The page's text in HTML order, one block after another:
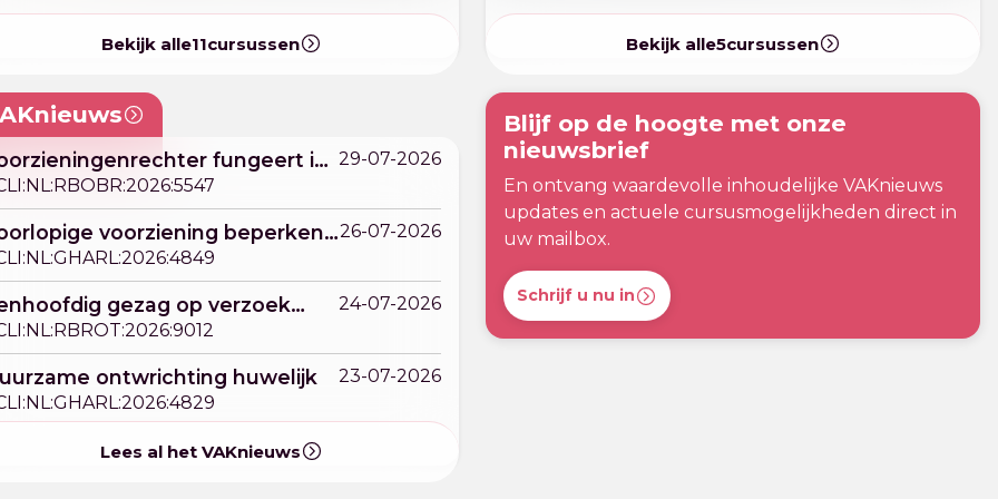
2023 een training
Haar praktijk
en
Bekijk alle11cursussen Bekijk alle5cursussen
fungeert in
geding als 'restrechter'
29-07-2026
voorziening beperken
26-07-2026
gezag op verzoek
voor de Kinderbescherming
24-07-2026
ontwrichting huwelijk
23-07-2026
Lees al het VAKnieuws
Blijf op de hoogte met onze
nieuwsbrief
En ontvang waardevolle inhoudelijke VAKnieuws
updates en actuele cursusmogelijkheden direct in
uw mailbox.
Schrijf u nu in